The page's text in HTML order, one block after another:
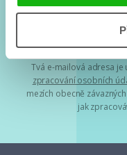
Souhlasím s
Tvá e-mailová adresa je
zpracování osobních
mezích obecně
jak